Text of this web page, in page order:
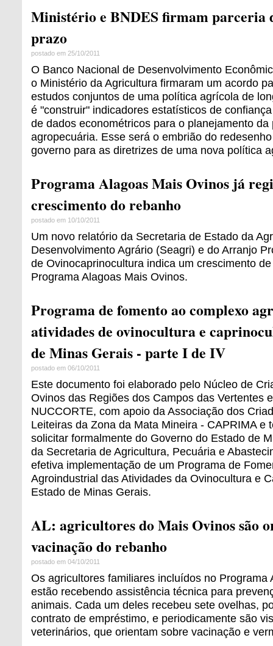
Ministério e BNDES firmam parceria
prazo
postado em 25/10/2011
O Banco Nacional de Desenvolvimento
o Ministério da Agricultura firmaram um acordo
estudos conjuntos de uma política agrícola de
é "construir" indicadores estatísticos de
de dados econométricos para o planejamento da
agropecuária. Esse será o embrião do
governo para as diretrizes de uma nova política
Programa Alagoas Mais Ovinos já
crescimento do rebanho
postado em 10/10/2011
Um novo relatório da Secretaria de Estado da
Desenvolvimento Agrário (Seagri) e do Arranjo
de Ovinocaprinocultura indica um crescimento
Programa Alagoas Mais Ovinos.
Programa de fomento ao complexo
atividades de ovinocultura e
de Minas Gerais - parte I de IV
postado em 06/10/2011
Este documento foi elaborado pelo Núcleo de
Ovinos das Regiões dos Campos das Vertentes
NUCCORTE, com apoio da Associação dos
Leiteiras da Zona da Mata Mineira - CAPRIMA e
solicitar formalmente do Governo do Estado de
da Secretaria de Agricultura, Pecuária e
efetiva implementação de um Programa de
Agroindustrial das Atividades da Ovinocultura e
Estado de Minas Gerais.
AL: agricultores do Mais Ovinos são
vacinação do rebanho
postado em 04/10/2011
Os agricultores familiares incluídos no Programa
estão recebendo assistência técnica para
animais. Cada um deles recebeu sete ovelhas,
contrato de empréstimo, e periodicamente são
veterinários, que orientam sobre vacinação e